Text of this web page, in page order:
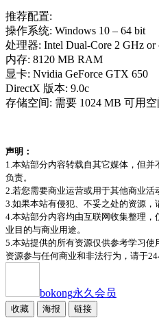
推荐配置:
操作系统: Windows 10 – 64 bit
处理器: Intel Dual-Core 2 GHz or
内存: 8120 MB RAM
显卡: Nvidia GeForce GTX 650
DirectX 版本: 9.0c
存储空间: 需要 1024 MB 可用空
声明：
1.本站部分内容转载自其它媒体，但
负责。
2.若您需要商业运营或用于其他商业活
3.如果本站有侵犯、不妥之处的资源，
4.本站部分内容均由互联网收集整理
业目的与商业用途。
5.本站提供的所有资源仅供参考学习
资源参与任何商业和非法行为，请于
bokong永久会员
收藏 海报 链接